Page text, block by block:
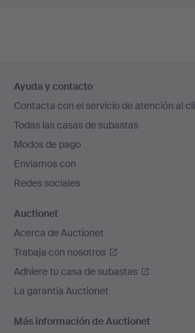
en
el
pie
de
página
Ayuda y contacto
Contacta con el servicio de atención al
Todas las casas de subastas
Modos de pago
Enviamos con
Redes sociales
Auctionet
Acerca de Auctionet
Trabaja con nosotros
Adhiere tu casa de subastas
La garantía Auctionet
Más información de Auctionet